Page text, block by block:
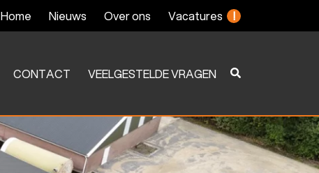
Home Nieuws Over ons Vacatures !
CONTACT VEELGESTELDE VRAGEN